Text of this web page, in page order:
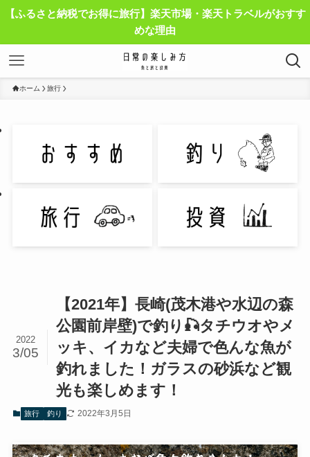
【ふるさと納税でお得に旅行】楽天市場・楽天トラベルがおすす
めな理由
ホーム 旅行
【2021年】長崎(茂木港や水辺の森
公園前岸壁)で釣り🎣タチウオやメ
ッキ、イカなど夫婦で色んな魚が
釣れました！ガラスの砂浜など観
光も楽しめます！
2022
3/05
旅行 釣り 2022年3月5日